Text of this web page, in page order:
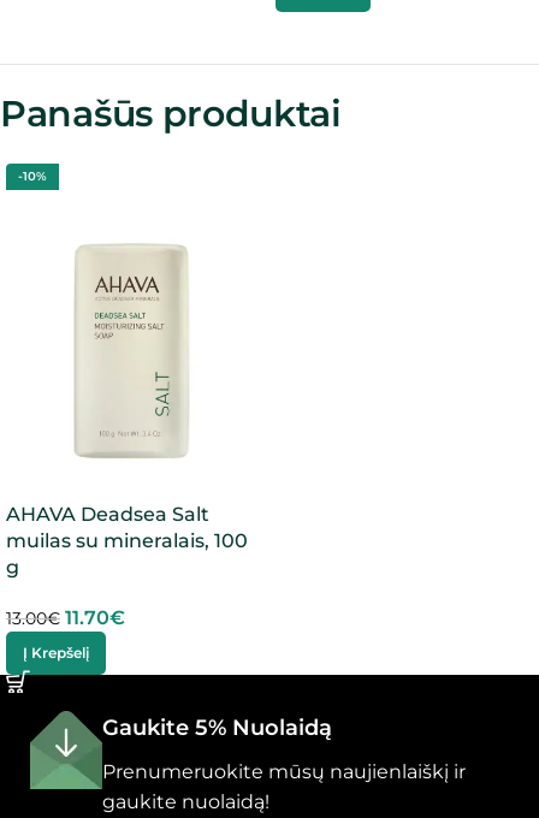
Panašūs produktai
-10%
AHAVA Deadsea Salt
muilas su mineralais, 100
g
13.00€ 11.70€
Į Krepšelį
Gaukite 5% Nuolaidą
Prenumeruokite mūsų naujienlaiškį ir
gaukite nuolaidą!